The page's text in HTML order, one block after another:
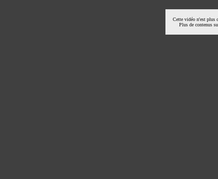
Cette vidéo n'est plus
Plus de contenus